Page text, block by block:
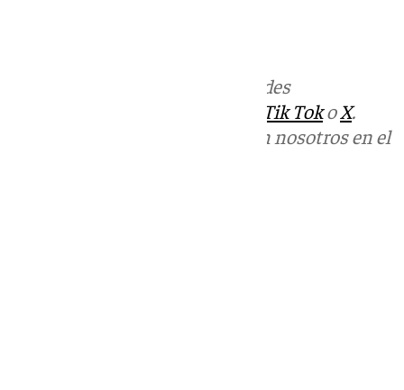
en las redes
Tik TokoX.
Puedes ponerte en contacto con nosotros en el